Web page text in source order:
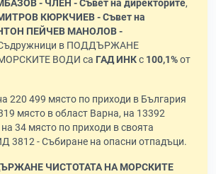
- ЧЛЕН - Съвет на директорите,
КЮРКЧИЕВ - Съвет на
ПЕЙЧЕВ МАНОЛОВ -
в ПОДДЪРЖАНЕ
ВОДИ са ГАД ИНКс 100,1%от
220 499 място по приходи в България
място в област Варна, на 13392
34 място по приходи в своята
3812 - Събиране на опасни отпадъци.
ЧИСТОТАТА НА МОРСКИТЕ